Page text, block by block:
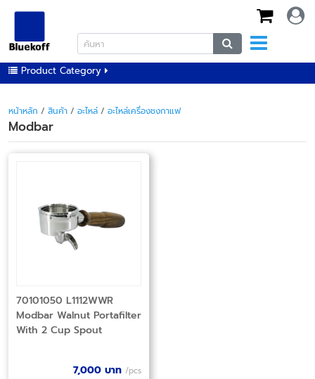
Product Category
หน้าหลัก / สินค้า / อะไหล่ / อะไหล่เครื่องชงกาแฟ
Modbar
70101050 L1112WWR
Modbar Walnut Portafilter
With 2 Cup Spout
7,000 บาท /pcs